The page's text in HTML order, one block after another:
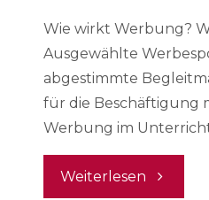
Wie wirkt Werbung?
Ausgewählte
abgestimmte
für die Beschäftigung
Werbung im
Weiterlesen